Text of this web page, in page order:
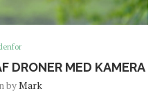
DRONER MED KAMERA
byMark